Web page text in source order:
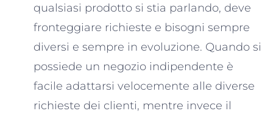
qualsiasi prodotto si stia parlando, deve
fronteggiare richieste e bisogni sempre
diversi e sempre in evoluzione. Quando si
possiede un negozio indipendente è
facile adattarsi velocemente alle diverse
richieste dei clienti, mentre invece il